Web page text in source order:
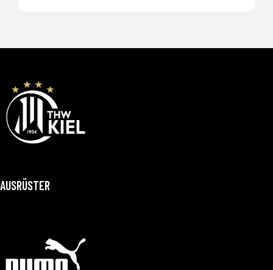
AUSRÜSTER